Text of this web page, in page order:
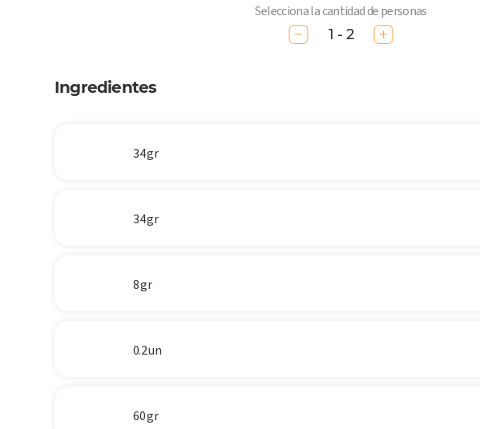
Selecciona la cantidad de personas
1 - 2
Ingredientes
34 gr
34 gr
8 gr
0.2 un
60 gr